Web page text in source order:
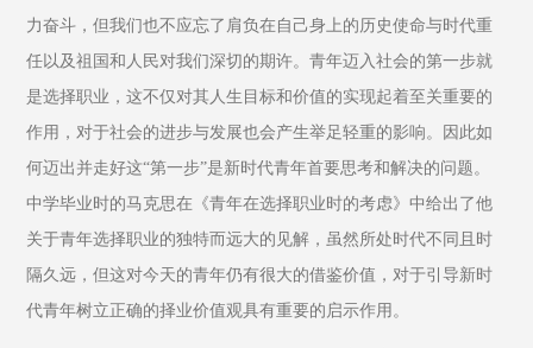
力奋斗，但我们也不应忘了肩负在自己身上的历史使命与时代重
任以及祖国和人民对我们深切的期许。青年迈入社会的第一步就
是选择职业，这不仅对其人生目标和价值的实现起着至关重要的
作用，对于社会的进步与发展也会产生举足轻重的影响。因此如
何迈出并走好这“第一步”是新时代青年首要思考和解决的问题。
中学毕业时的马克思在《青年在选择职业时的考虑》中给出了他
关于青年选择职业的独特而远大的见解，虽然所处时代不同且时
隔久远，但这对今天的青年仍有很大的借鉴价值，对于引导新时
代青年树立正确的择业价值观具有重要的启示作用。